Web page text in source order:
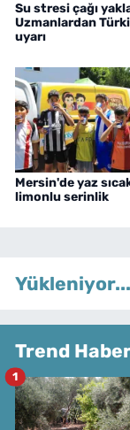
Su stresi çağı
Uzmanlardan
uyarı
Mersin'de yaz
limonlu serinlik
Yükleniyor...
Trend
1